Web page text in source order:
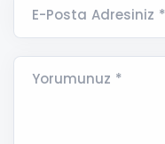
E-Posta Adresiniz *
Yorumunuz *